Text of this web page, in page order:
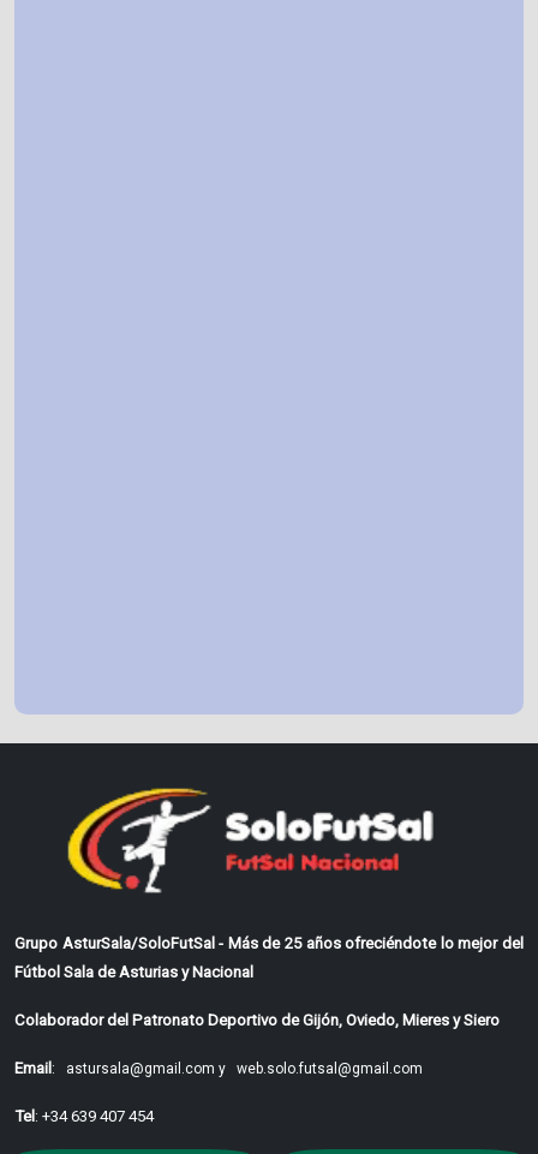
Grupo AsturSala/SoloFutSal - Más de 25 años ofreciéndote lo mejor del
Fútbol Sala de Asturias y Nacional
Colaborador del Patronato Deportivo de Gijón, Oviedo, Mieres y Siero
Email: astursala@gmail.com y web.solo.futsal@gmail.com
Tel: +34 639 407 454